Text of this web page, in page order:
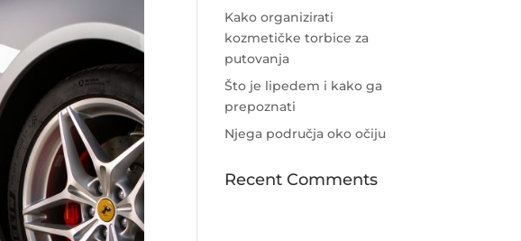
Kako organizirati
kozmetičke torbice za
putovanja
Što je lipedem i kako ga
prepoznati
Njega područja oko očiju
Recent Comments